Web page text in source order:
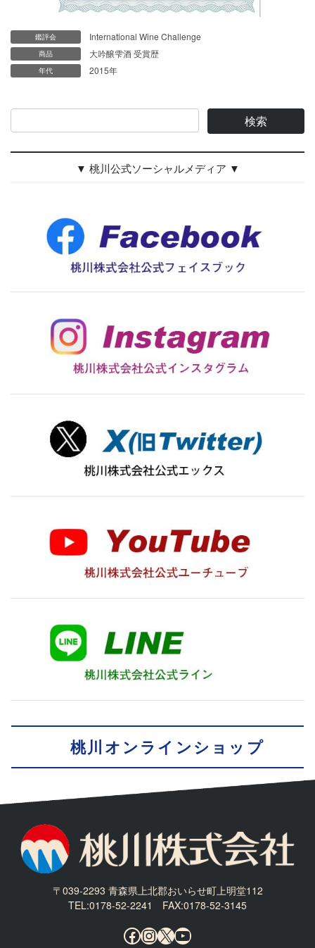
鑑評会 International Wine Challenge
商品 大吟醸雫酒 受賞歴
年代 2015年
▼ 桃川公式ソーシャルメディア ▼
桃川オンラインショップ
〒039-2293 青森県上北郡おいらせ町上明堂112
TEL:0178-52-2241 FAX:0178-52-3145
Facebook
Instagram
X YouTube